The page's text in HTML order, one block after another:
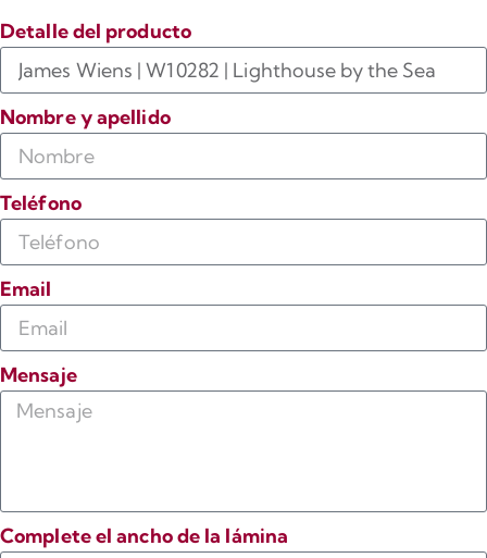
Detalle del producto
Nombre y apellido
Teléfono
Email
Mensaje
Complete el ancho de la lámina